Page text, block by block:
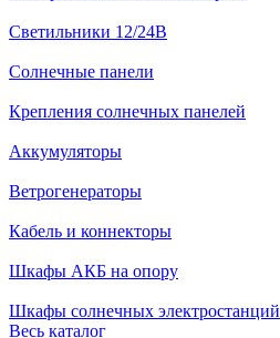
Светильники 12/24В
Солнечные панели
Крепления солнечных панелей
Аккумуляторы
Ветрогенераторы
Кабель и коннекторы
Шкафы АКБ на опору
Шкафы солнечных электростанций
Весь каталог